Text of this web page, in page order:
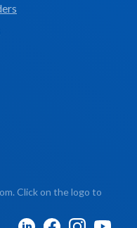
Click on the logo to